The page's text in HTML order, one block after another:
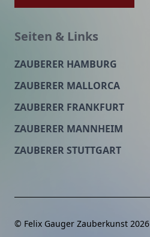
Seiten & Links
ZAUBERER HAMBURG
ZAUBERER MALLORCA
ZAUBERER FRANKFURT
ZAUBERER MANNHEIM
ZAUBERER STUTTGART
© Felix Gauger Zauberkunst 2026